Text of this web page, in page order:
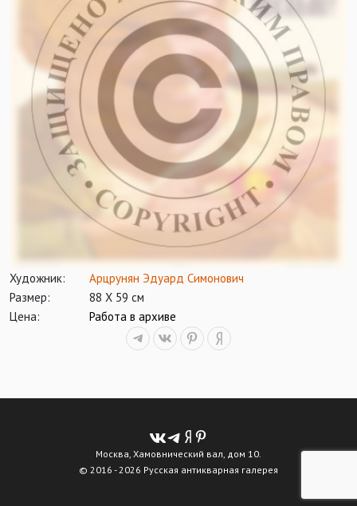
Художник:
Арцрунян Эдуард Симонович
Размер:
88 Х 59 см
Цена:
Работа в архиве
Москва, Хамовнический вал, дом 10.
© 2016 - 2026 Русская антикварная галерея